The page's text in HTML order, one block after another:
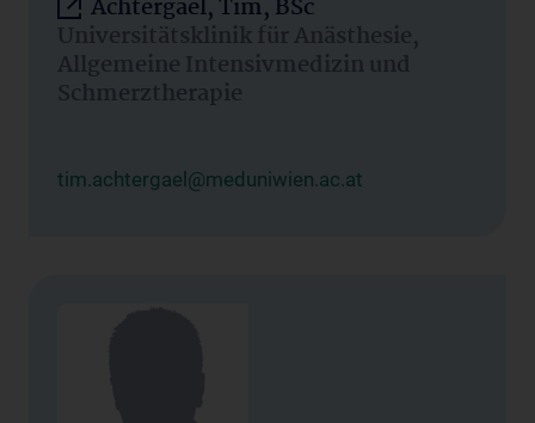
Achtergael, Tim, BSc
Universitätsklinik für Anästhesie,
Allgemeine Intensivmedizin und
Schmerztherapie
tim.achtergael@meduniwien.ac.at